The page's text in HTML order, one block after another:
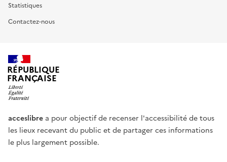
Statistiques
Contactez-nous
RÉPUBLIQUE
FRANÇAISE
acceslibre a pour objectif de recenser l'accessibilité de tous
les lieux recevant du public et de partager ces informations
le plus largement possible.